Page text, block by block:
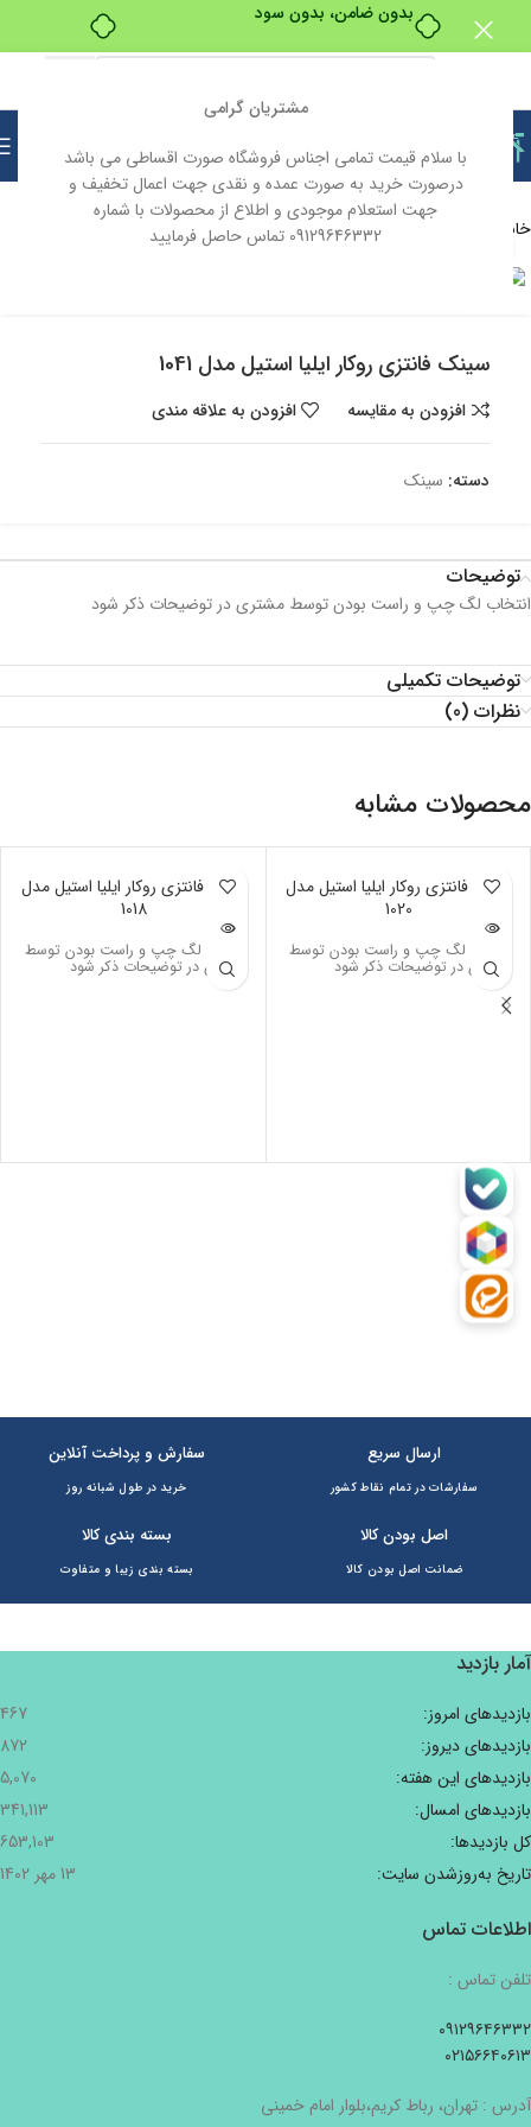
مشتریان گرامی
با سلام قیمت تمامی اجناس فروشگاه صورت اقساطی می باشد
درصورت خرید به صورت عمده و نقدی جهت اعمال تخفیف و
جهت استعلام موجودی و اطلاع از محصولات با شماره
09129646332 تماس حاصل فرمایید
بدون ضامن، بدون سود
خانه سینک
بزرگنمایی تصویر
سینک فانتزی روکار ایلیا استیل مدل 1041
افزودن به مقایسه افزودن به علاقه مندی
دسته: سینک
توضیحات
انتخاب لگ چپ و راست بودن توسط مشتری در توضیحات ذکر شود
توضیحات تکمیلی
نظرات (0)
محصولات مشابه
ناموجود
سینک فانتزی روکار ایلیا استیل مدل
1020
انتخاب لگ چپ و راست بودن توسط
مشتری در توضیحات ذکر شود
ناموجود
سینک فانتزی روکار ایلیا استیل مدل
1018
انتخاب لگ چپ و راست بودن توسط
مشتری در توضیحات ذکر شود
ارسال سریع
سفارشات در تمام نقاط کشور
سفارش و پرداخت آنلاین
خرید در طول شبانه روز
اصل بودن کالا
ضمانت اصل بودن کالا
بسته بندی کالا
بسته بندی زیبا و متفاوت
آمار بازدید
بازدیدهای امروز:
467
بازدیدهای دیروز:
872
بازدیدهای این هفته:
5,070
بازدیدهای امسال:
341,113
کل بازدیدها:
653,103
تاریخ به‌روزشدن سایت:
13 مهر 1402
اطلاعات تماس
تلفن تماس :
۰۹۱۲۹۶۴۶۳۳۲
۰۲۱۵۶۶۴۰۶۱۳
آدرس : تهران، رباط کریم،بلوار امام خمینی